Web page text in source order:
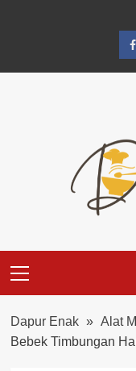
Menu
Dapur Enak » Alat
Bebek Timbungan